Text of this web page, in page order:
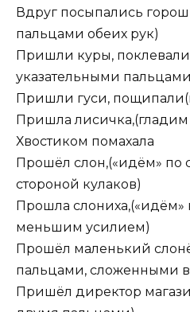
Вдруг посыпались
пальцами обеих рук)
Пришли куры,
указательными
Пришли гуси,
Пришла лисичка,(гладим
Хвостиком помахала
Прошёл слон,(«идём» по
стороной кулаков)
Прошла слониха,(«идём»
меньшим усилием)
Прошёл маленький
пальцами, сложенными
Пришёл директор